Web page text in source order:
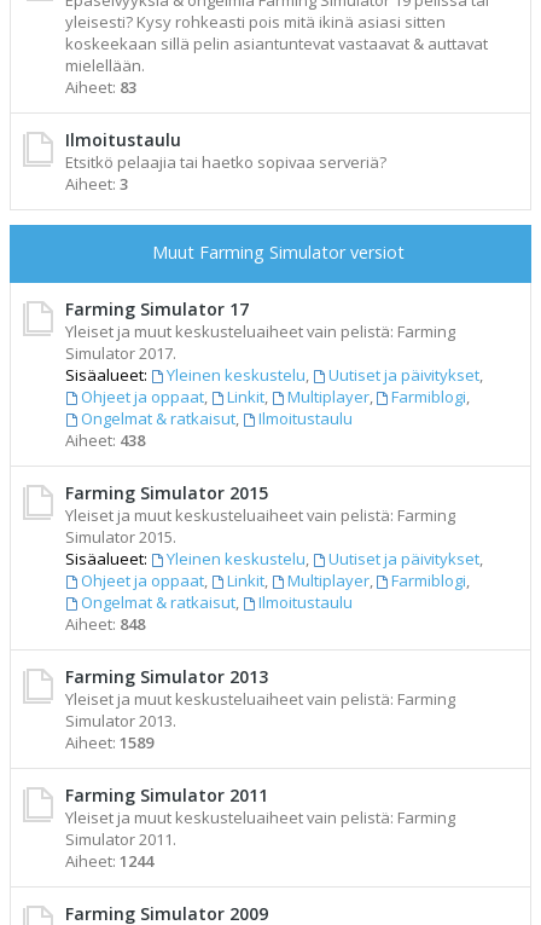
yleisesti? Kysy rohkeasti pois mitä ikinä asiasi sitten
koskeekaan sillä pelin asiantuntevat vastaavat & auttavat
mielellään.
Aiheet: 83
Ilmoitustaulu
Etsitkö pelaajia tai haetko sopivaa serveriä?
Aiheet: 3
Muut Farming Simulator versiot
Farming Simulator 17
Yleiset ja muut keskusteluaiheet vain pelistä: Farming
Simulator 2017.
Sisäalueet:
Yleinen keskustelu, Uutiset ja päivitykset,
Ohjeet ja oppaat, Linkit, Multiplayer, Farmiblogi,
Ongelmat & ratkaisut,
Ilmoitustaulu
Aiheet: 438
Farming Simulator 2015
Yleiset ja muut keskusteluaiheet vain pelistä: Farming
Simulator 2015.
Sisäalueet:
Yleinen keskustelu, Uutiset ja päivitykset,
Ohjeet ja oppaat, Linkit, Multiplayer, Farmiblogi,
Ongelmat & ratkaisut,
Ilmoitustaulu
Aiheet: 848
Farming Simulator 2013
Yleiset ja muut keskusteluaiheet vain pelistä: Farming
Simulator 2013.
Aiheet: 1589
Farming Simulator 2011
Yleiset ja muut keskusteluaiheet vain pelistä: Farming
Simulator 2011.
Aiheet: 1244
Farming Simulator 2009